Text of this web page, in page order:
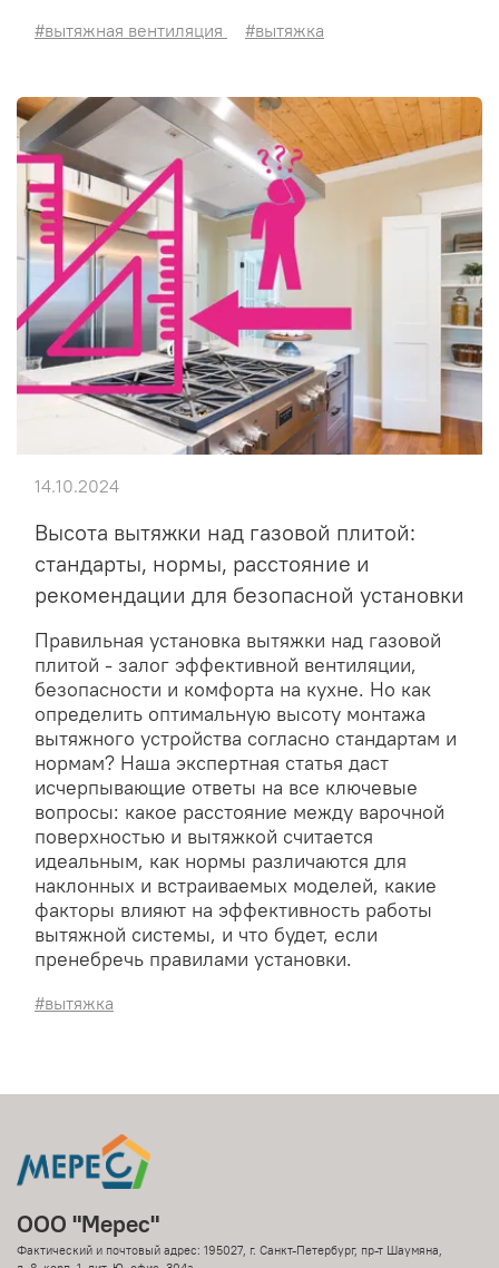
#вытяжная вентиляция #вытяжка
Высота вытяжки над газовой плитой:
стандарты, нормы, расстояние и
рекомендации для безопасной установки
Правильная установка вытяжки над газовой
плитой - залог эффективной вентиляции,
безопасности и комфорта на кухне. Но как
определить оптимальную высоту монтажа
вытяжного устройства согласно стандартам и
нормам? Наша экспертная статья даст
исчерпывающие ответы на все ключевые
вопросы: какое расстояние между варочной
поверхностью и вытяжкой считается
идеальным, как нормы различаются для
наклонных и встраиваемых моделей, какие
факторы влияют на эффективность работы
вытяжной системы, и что будет, если
пренебречь правилами установки.
14.10.2024
#вытяжка
ООО "Мерес"
Фактический и почтовый адрес: 195027, г. Санкт-Петербург, пр-т Шаумяна,